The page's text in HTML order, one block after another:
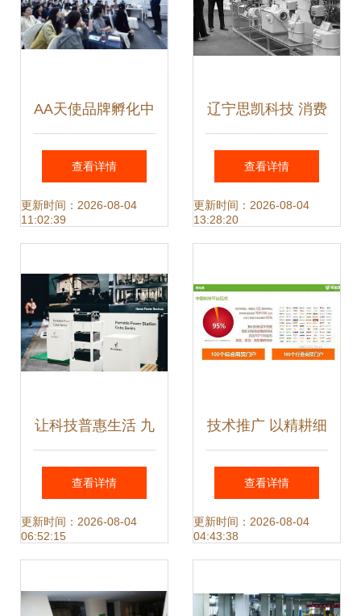
AA天使品牌孵化中
心 专注美业品牌的
匠心孵化者与前沿
查看详情
更新时间：2026-08-04
11:02:39
辽宁思凯科技 消费
终端系统产品覆盖
80余城，技术创新
态
查看详情
更新时间：2026-08-04
13:28:20
让科技普惠生活 九
号公司亮相CES
2024，全矩阵产品
查看详情
更新时间：2026-08-04
06:52:15
技术推广 以精耕细
作驱动关键词价值
增长
查看详情
更新时间：2026-08-04
04:43:38